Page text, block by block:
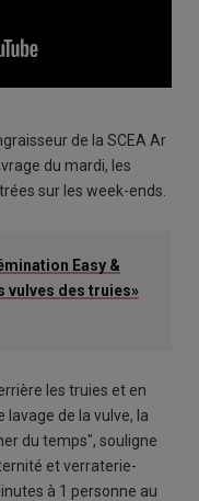
de la SCEA Ar
du mardi, les
sur les week-ends.
Easy &
vulves des truies»
les truies et en
de la vulve, la
du temps", souligne
et verraterie-
à 1 personne au